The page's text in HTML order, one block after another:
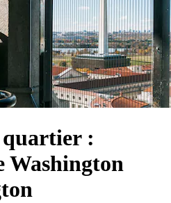
quartier :
Washington